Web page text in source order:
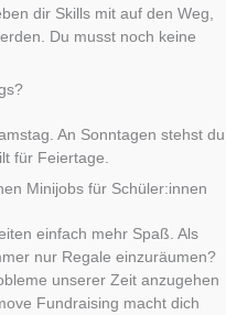
dir Skills mit auf den Weg,
Du musst noch keine
An Sonntagen stehst du
für Feiertage.
Minijobs für Schüler:innen
einfach mehr Spaß. Als
nur Regale einzuräumen?
unserer Zeit anzugehen
Fundraising macht dich